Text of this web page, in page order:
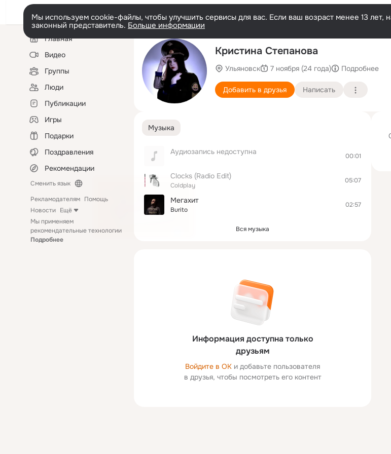
Мы используем cookie-файлы, чтобы улучшить сервисы для вас. Если ваш возраст менее 13
законный представитель. Больше информации
Левая
колонкаГлавная
Видео
Группы
Люди
Публикации
Игры
Подарки
Поздравления
Рекомендации
Сменить язык
Рекламодателям Помощь
Новости Ещё
Мы применяем
рекомендательные технологии
Подробнее
Кристина Степанова
Ульяновск 7 ноября (24 года) Подробнее
Добавить в друзья Написать
Музыка
Аудиозапись недоступна 00:01
Clocks (Radio Edit)
Coldplay
05:07
Мегахит
Burito
02:57
Вся музыка
Информация доступна только
друзьям
Войдите в ОК и добавьте пользователя
в друзья, чтобы посмотреть его контент